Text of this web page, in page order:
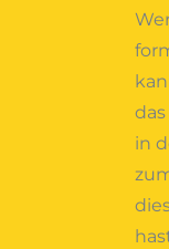
das
in